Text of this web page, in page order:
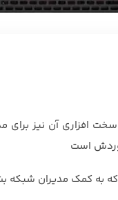
افزاری آن نیز برای
است
به کمک مدیران شبکه